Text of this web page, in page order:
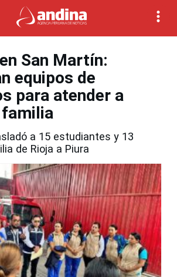
San Martín:
equipos de
para atender a
a 15 estudiantes y 13
de Rioja a Piura